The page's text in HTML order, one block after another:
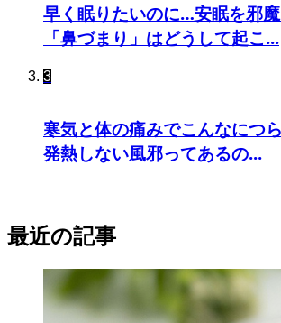
早く眠りたいのに…安眠を邪
「鼻づまり」はどうして起こ...
3
寒気と体の痛みでこんなにつ
発熱しない風邪ってあるの...
最近の記事